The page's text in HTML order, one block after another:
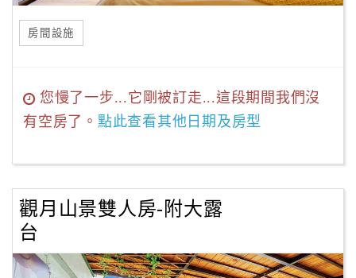
房間設施
您慢了一步...它剛被訂走...這段期間我們沒
有空房了。 點此查看其他日期及房型
觀月山景雙人房-附大露
台